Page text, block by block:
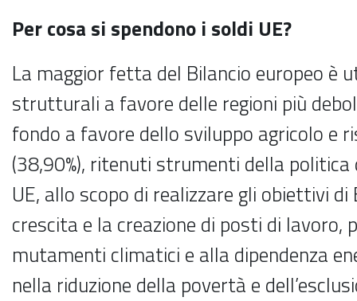
Per cosa si spendono i soldi UE?
La maggior fetta del Bilancio europeo è
strutturali a favore delle regioni più
fondo a favore dello sviluppo agricolo e
(38,90%), ritenuti strumenti della
UE, allo scopo di realizzare gli obiettivi
crescita e la creazione di posti di lavoro,
mutamenti climatici e alla dipendenza
nella riduzione della povertà e